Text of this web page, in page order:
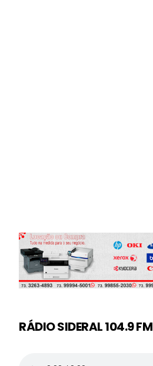
RÁDIO SIDERAL 104.9 FM